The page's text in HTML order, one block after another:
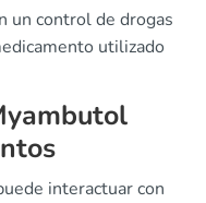
un control de drogas
utilizado
interactuar con